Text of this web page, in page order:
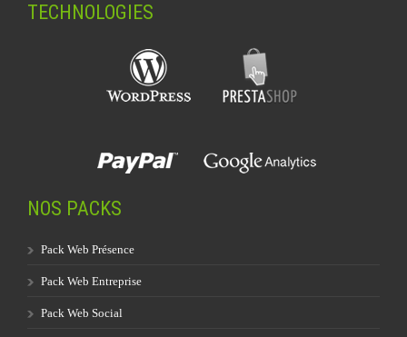
TECHNOLOGIES
NOS PACKS
Pack Web Présence
Pack Web Entreprise
Pack Web Social